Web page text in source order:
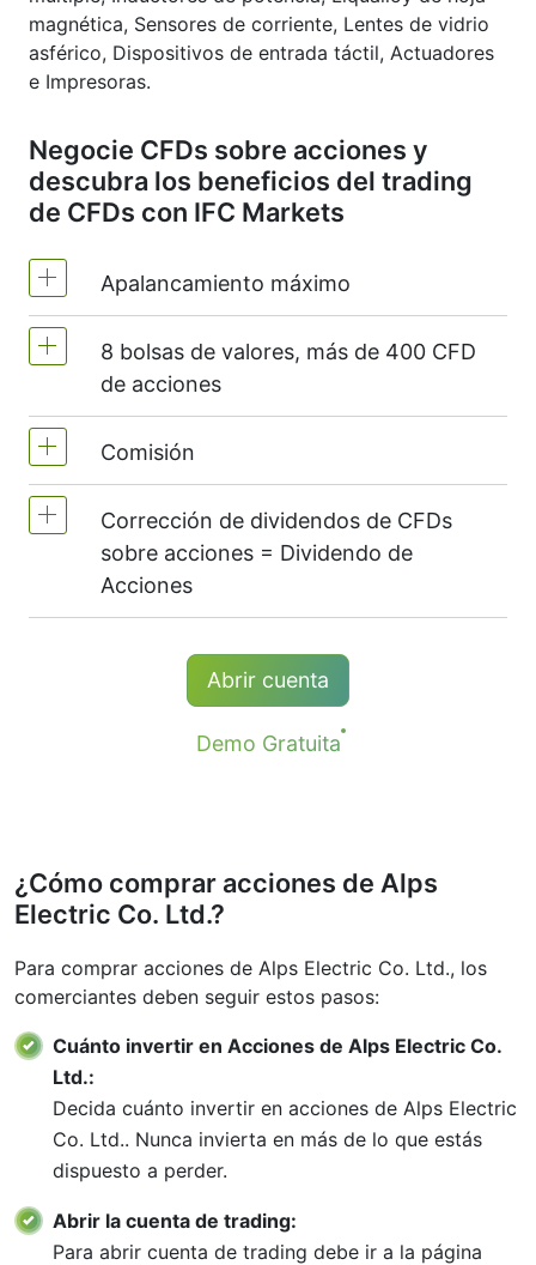
magnética, Sensores de corriente, Lentes de vidrio
asférico, Dispositivos de entrada táctil, Actuadores
e Impresoras.
Negocie CFDs sobre acciones y
descubra los beneficios del trading
de CFDs con IFC Markets
Apalancamiento máximo
MT4 y MT5 - 1:20 (margen 5%)
NetTradeX - el apalancamiento para CFDs
sobre acciones es igual al apalancamiento
8 bolsas de valores, más de 400 CFD
de acciones
Ofrecemos más de 400 CFD en las
siguientes bolsas de valores -NYSE |
Nasdaq(EE.UU.),Xetra(Alemania),LSE
(Reino Unido),ASX(Australia),TSX
(Canadá),HKEx
Comisión
Comisión para 1 acción - 0.15%
Comision mínima (cuentas NetTradeX,
Comision mínima (cuentas MT5) - 1 USD /
1 EUR / 100 JPY
Corrección de dividendos de CFDs
sobre acciones = Dividendo de
Acciones
Los comerciantes que tienen posiciones
largas (compra) de CFD reciben un ajuste
por dividendos que es igual al monto del
pago de dividendos.
Abrir cuenta
Demo Gratuita
¿Cómo comprar acciones de Alps
Electric Co. Ltd.?
Para comprar acciones de Alps Electric Co. Ltd., los
comerciantes deben seguir estos pasos:
Cuánto invertir en Acciones de Alps Electric Co.
Ltd.:
Decida cuánto invertir en acciones de Alps Electric
Co. Ltd.. Nunca invierta en más de lo que estás
dispuesto a perder.
Abrir la cuenta de trading:
Para abrir cuenta de trading debe ir a la página